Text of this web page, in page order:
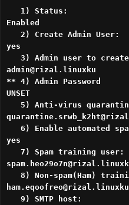
1)
2) Create
3) Admin
** 4) Admin
5) Anti-virus
6) Enable
7) Spam
8) Non-
9)